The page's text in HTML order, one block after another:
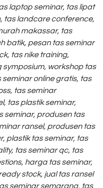
laptop seminar, tas lipat
tas landcare conference,
makassar, tas
batik, pesan tas seminar
tas nike training,
symposium, workshop tas
seminar online gratis, tas
tas seminar
tas plastik seminar,
seminar, produsen tas
ransel, produsen tas
plastik tas seminar, tas
tas seminar qc, tas
harga tas seminar,
stock, jual tas ransel
seminar semarang, tas